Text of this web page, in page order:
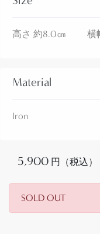
があり、独特の味
高さ 約8.0㎝ 横
Material
Iron
5,900 円（税込）
SOLD OUT